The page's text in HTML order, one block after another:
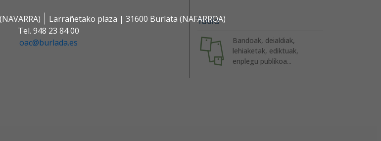
Larrañetako plaza | 31600 Burlata (NAFARROA)
Tel. 948 23 84 00
oac@burlada.es
Taula
Bandoak, deialdiak,
lehiaketak, ediktuak,
enplegu publikoa...